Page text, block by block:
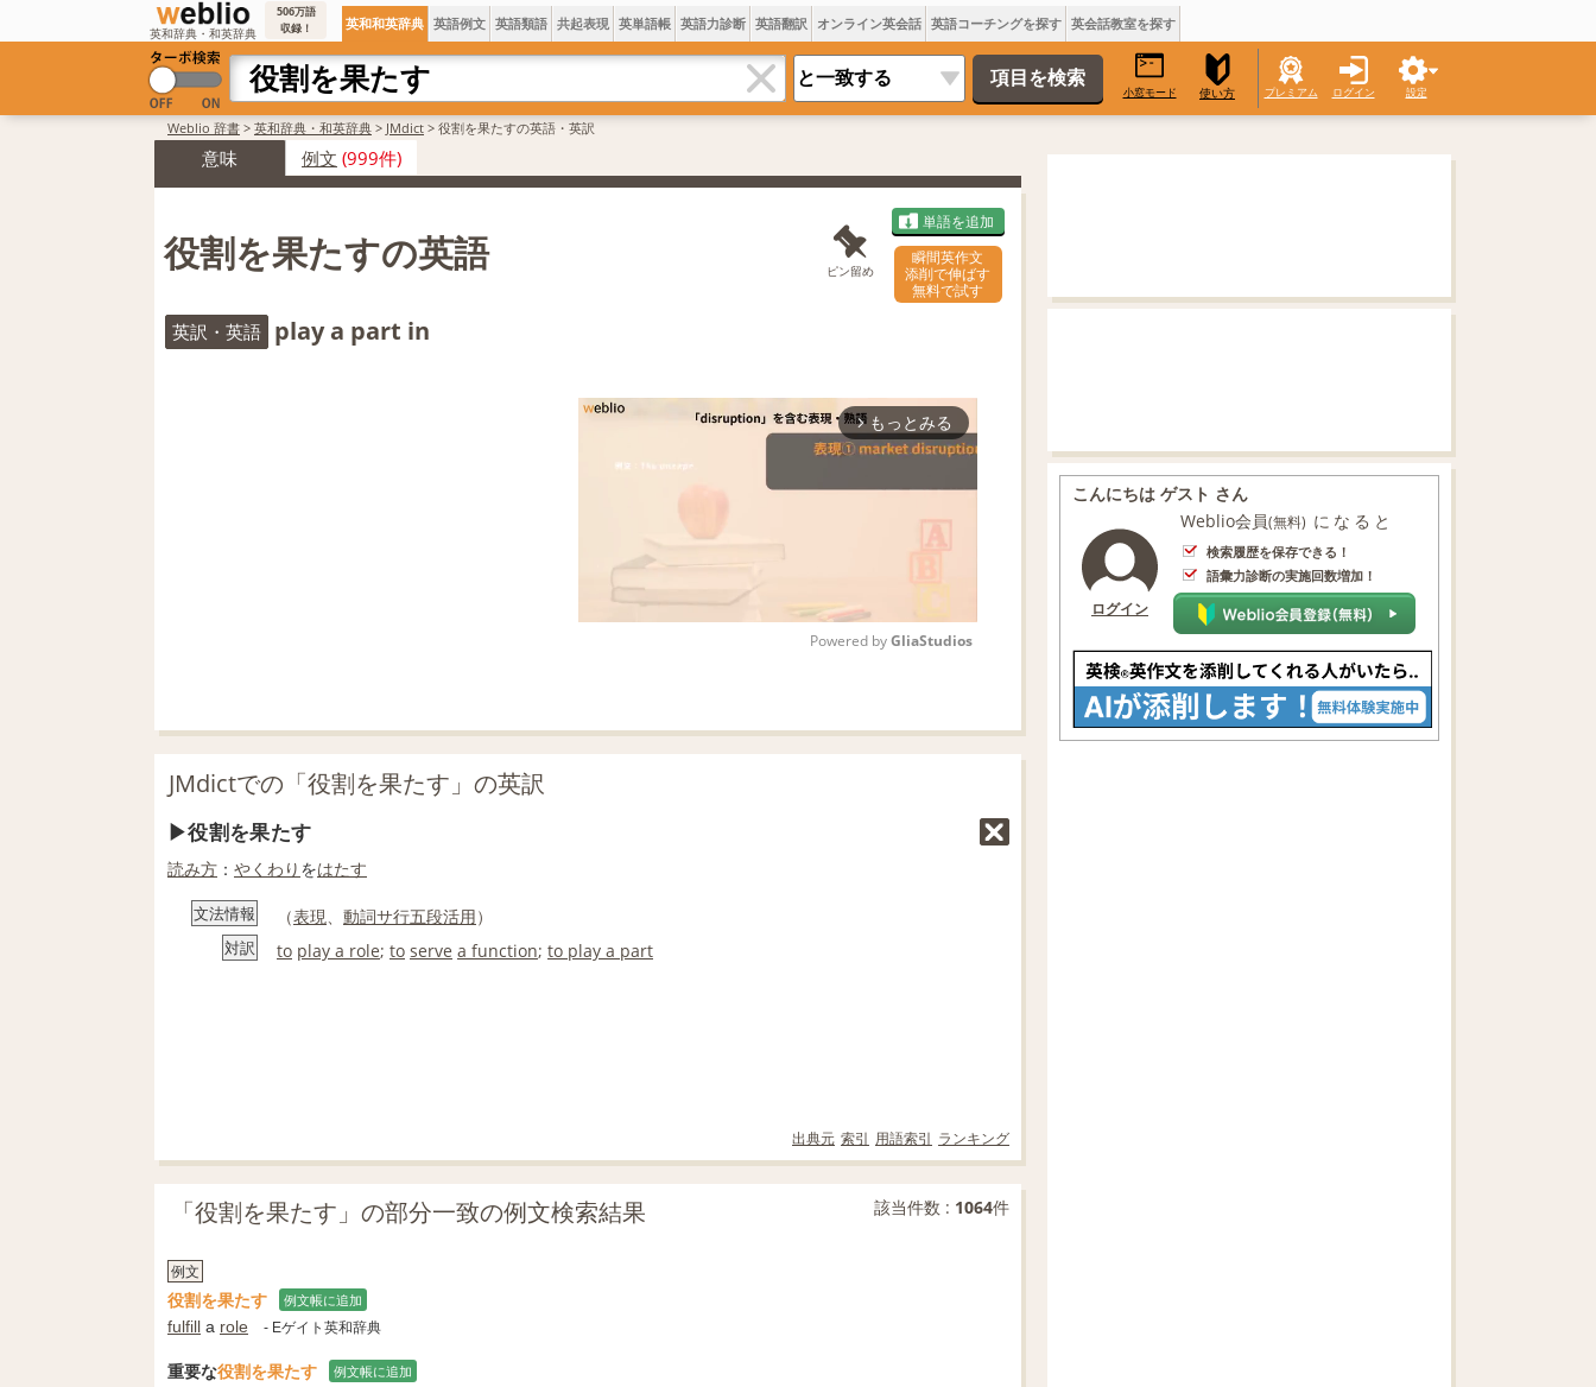
英和辞典・和英辞典
506万語
収録！
英和和英辞典 英語例文 英語類語 共起表現 英単語帳 英語力診断 英語翻訳 オンライン英会話 英語コーチングを探す 英会話教室を探す
小窓モード 使い方 プレミアム ログイン 設定
Weblio 辞書 > 英和辞典・和英辞典 > JMdict > 役割を果たすの英語・英訳
意味 例文 (999件)
役割を果たすの英語 ピン留め
単語を追加
瞬間英作文
添削で伸ばす
無料で試す
英訳・英語 play a part in
arrow_forward_ios もっとみる
Powered by GliaStudios
JMdictでの「役割を果たす」の英訳
役割を果たす
読み方 ： やくわり をはたす
文法情報 （表現、 動詞サ行五段活用）
対訳 to play a role; to serve a function; to play a part
出典元 索引 用語索引 ランキング
「役割を果たす」の部分一致の例文検索結果 該当件数 : 1064件
例文
役割を果たす 例文帳に追加
fulfill a role - Eゲイト英和辞典
重要な役割を果たす 例文帳に追加
こんにちは ゲスト さん
ログイン
Weblio会員(無料) になると
検索履歴を保存できる！
語彙力診断の実施回数増加！